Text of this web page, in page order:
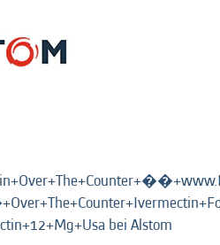
bei Alstom